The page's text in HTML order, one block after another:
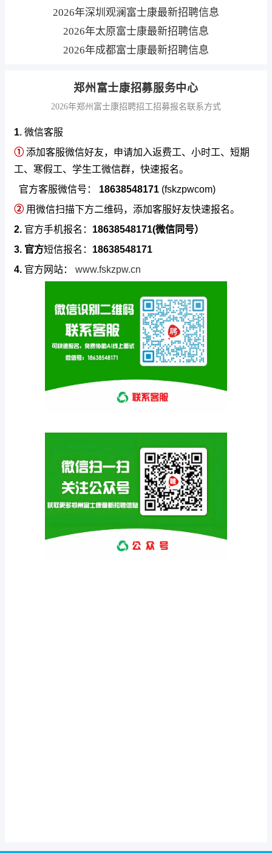
2026年深圳观澜富士康最新招聘信息
2026年太原富士康最新招聘信息
2026年成都富士康最新招聘信息
郑州富士康招募服务中心
2026年郑州富士康招聘招工招募报名联系方式
1. 微信客服
① 添加客服微信好友，申请加入返费工、小时工、短期
工、寒假工、学生工微信群，快速报名。
官方客服微信号： 18638548171 (fskzpwcom)
② 用微信扫描下方二维码，添加客服好友快速报名。
2. 官方手机报名： 18638548171(微信同号）
3. 官方短信报名： 18638548171
4. 官方网站： www.fskzpw.cn